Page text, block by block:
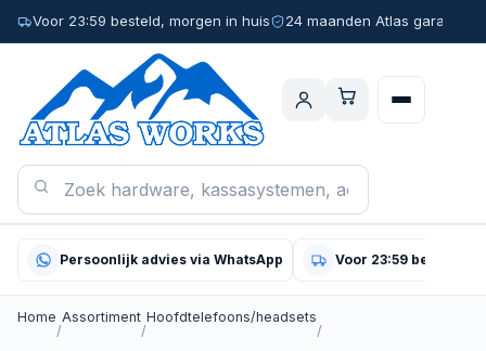
Voor 23:59 besteld, morgen in huis 24 maanden Atlas garantie
Persoonlijk advies via WhatsApp Voor 23:59 besteld,
Home
/
Assortiment
/
Hoofdtelefoons/headsets
/